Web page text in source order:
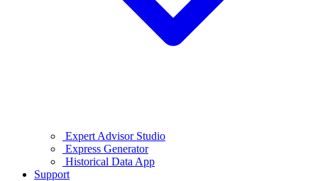
Expert Advisor Studio
Express Generator
Historical Data App
Support